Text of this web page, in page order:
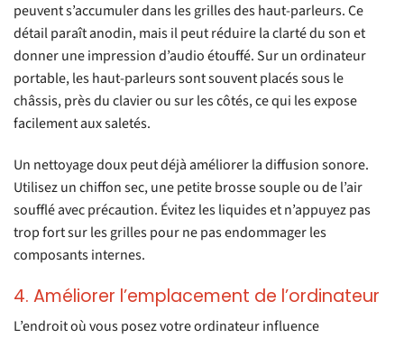
peuvent s’accumuler dans les grilles des haut-parleurs. Ce
détail paraît anodin, mais il peut réduire la clarté du son et
donner une impression d’audio étouffé. Sur un ordinateur
portable, les haut-parleurs sont souvent placés sous le
châssis, près du clavier ou sur les côtés, ce qui les expose
facilement aux saletés.
Un nettoyage doux peut déjà améliorer la diffusion sonore.
Utilisez un chiffon sec, une petite brosse souple ou de l’air
soufflé avec précaution. Évitez les liquides et n’appuyez pas
trop fort sur les grilles pour ne pas endommager les
composants internes.
4. Améliorer l’emplacement de l’ordinateur
L’endroit où vous posez votre ordinateur influence